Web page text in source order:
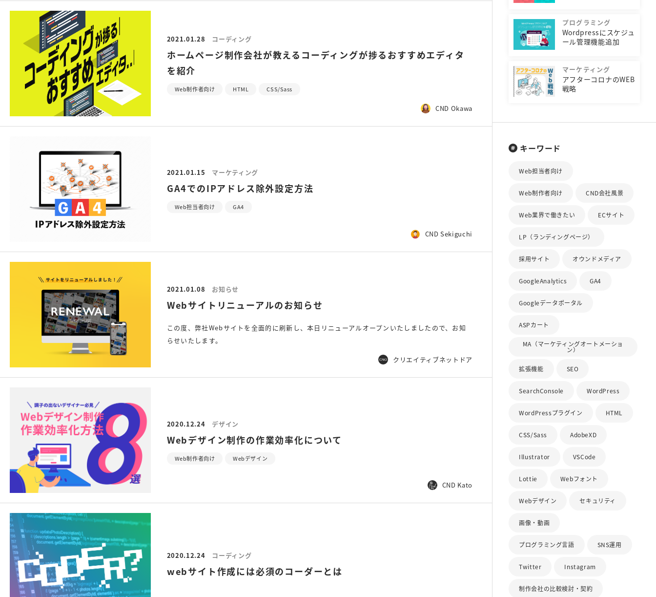
2021.01.28 コーディング
ホームページ制作会社が教えるコーディングが捗るおすすめエディタ
を紹介
Web制作者向け HTML CSS/Sass
CND Okawa
2021.01.15 マーケティング
GA4でのIPアドレス除外設定方法
Web担当者向け GA4
CND Sekiguchi
2021.01.08 お知らせ
Webサイトリニューアルのお知らせ
この度、弊社Webサイトを全面的に刷新し、本日リニューアルオープンいたしましたので、お知
らせいたします。
クリエイティブネットドア
2020.12.24 デザイン
Webデザイン制作の作業効率化について
Web制作者向け Webデザイン
CND Kato
2020.12.24 コーディング
webサイト作成には必須のコーダーとは
プログラミング
Wordpressにスケジュ
ール管理機能追加
マーケティング
アフターコロナのWEB
戦略
キーワード
Web担当者向け
Web制作者向け CND会社風景
Web業界で働きたい ECサイト
LP（ランディングページ）
採用サイト オウンドメディア
GoogleAnalytics GA4
Googleデータポータル
ASPカート
MA（マーケティングオートメーショ
ン）
拡張機能 SEO
SearchConsole WordPress
WordPressプラグイン HTML
CSS/Sass AdobeXD
Illustrator VSCode
Lottie Webフォント
Webデザイン セキュリティ
画像・動画
プログラミング言語 SNS運用
Twitter Instagram
制作会社の比較検討・契約